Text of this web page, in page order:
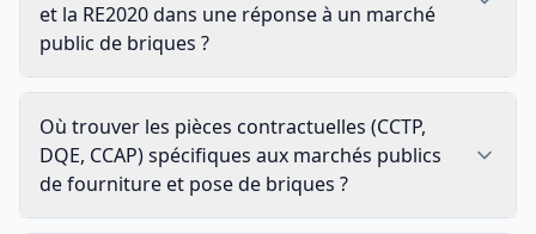
et la RE2020 dans une réponse à un marché
public de briques ?
Où trouver les pièces contractuelles (CCTP,
DQE, CCAP) spécifiques aux marchés publics
de fourniture et pose de briques ?